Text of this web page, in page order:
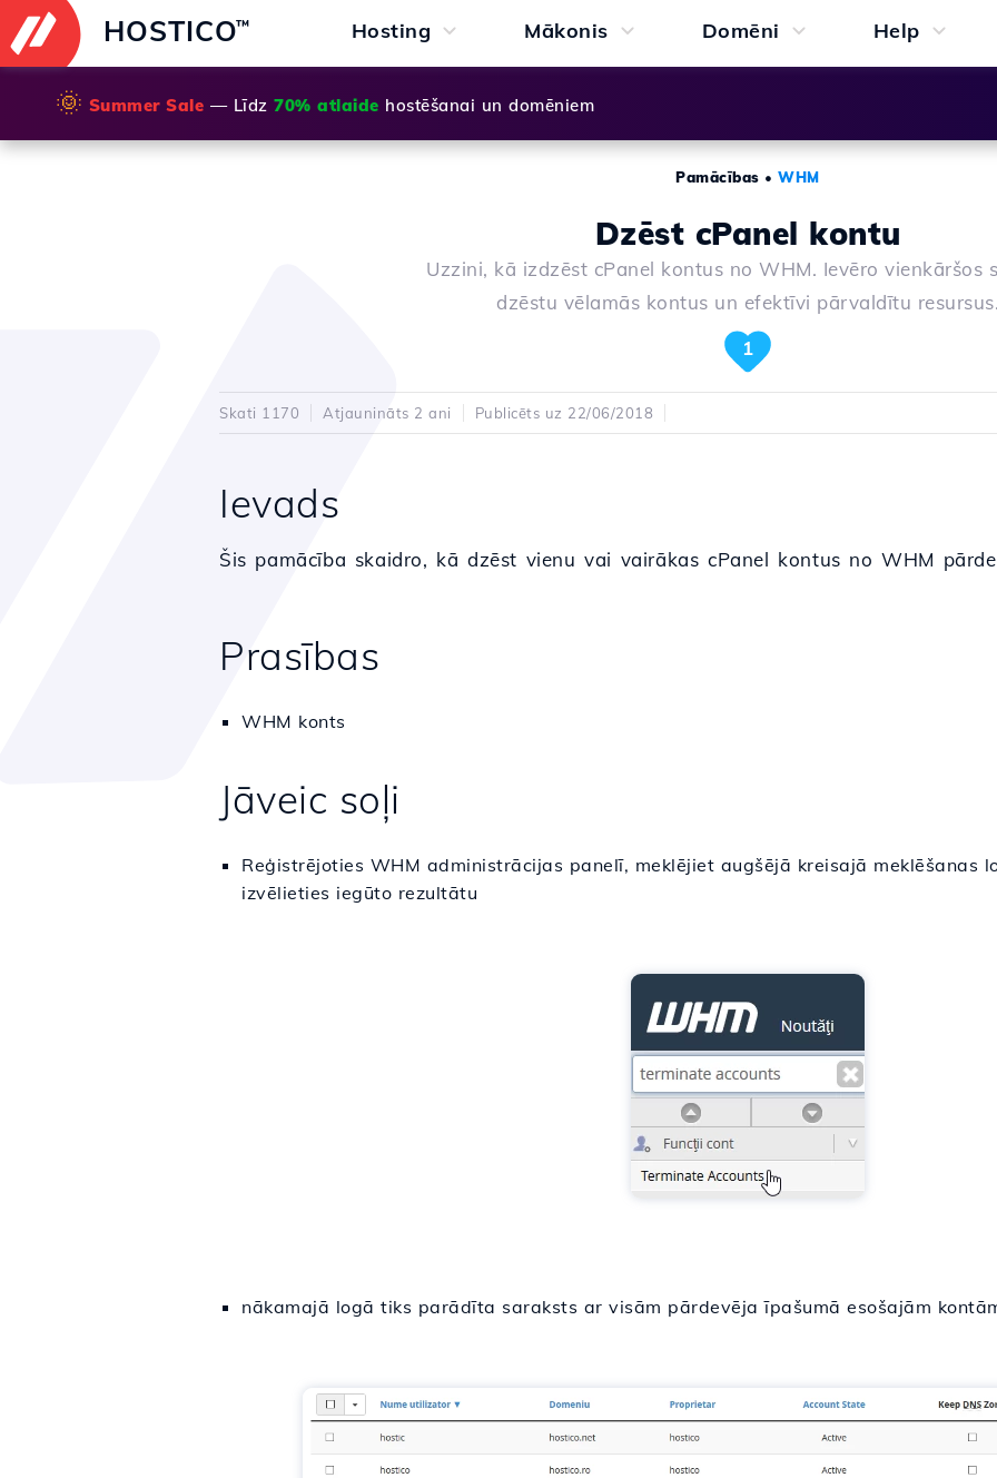
HOSTICO™ Hosting Mākonis Domēni Help
🌞 Summer Sale — Līdz 70% atlaide hostēšanai un domēniem
Pamācības •WHM
Dzēst cPanel kontu
Uzzini, kā izdzēst cPanel kontus no WHM. Ievēro vienkāršos
dzēstu vēlamās kontus un efektīvi pārvaldītu
1
Skati 1170 Atjaunināts 2 ani Publicēts uz 22/06/2018
Ievads
Šis pamācība skaidro, kā dzēst vienu vai vairākas cPanel kontus no WHM
Prasības
WHM konts
Jāveic soļi
Reģistrējoties WHM administrācijas panelī, meklējiet augšējā kreisajā meklēšanas
izvēlieties iegūto rezultātu
nākamajā logā tiks parādīta saraksts ar visām pārdevēja īpašumā esošajām